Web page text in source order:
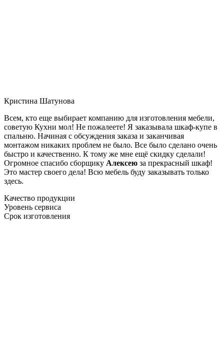
Кристина Шатунова
Всем, кто еще выбирает компанию для изготовления мебели,
советую Кухни мол! Не пожалеете! Я заказывала шкаф-купе в
спальню. Начиная с обсуждения заказа и заканчивая
монтажом никаких проблем не было. Все было сделано очень
быстро и качественно. К тому же мне ещё скидку сделали!
Огромное спасибо сборщику Алексею за прекрасный шкаф!
Это мастер своего дела! Всю мебель буду заказывать только
здесь.
Качество продукции
Уровень сервиса
Срок изготовления